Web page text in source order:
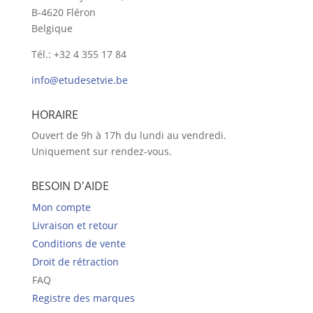
B-4620 Fléron
Belgique
Tél.: +32 4 355 17 84
info@etudesetvie.be
HORAIRE
Ouvert de 9h à 17h du lundi au vendredi.
Uniquement sur rendez-vous.
BESOIN D'AIDE
Mon compte
Livraison et retour
Conditions de vente
Droit de rétraction
FAQ
Registre des marques